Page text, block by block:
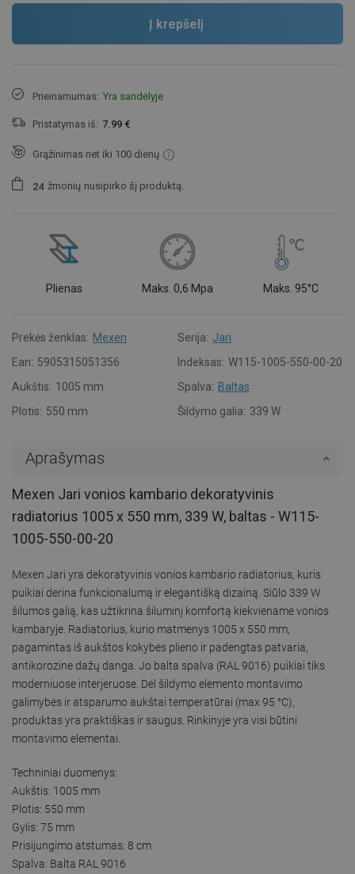
Į krepšelį
Prieinamumas: Yra sandėlyje
Pristatymas iš: 7.99 €
Grąžinimas net iki 100 dienų
24 žmonių nusipirko šį produktą.
Plienas Maks. 0,6 Mpa Maks. 95°C
Prekės ženklas: Mexen Serija: Jari
Ean: 5905315051356 Indeksas: W115-1005-550-00-20
Aukštis: 1005 mm Spalva: Baltas
Plotis: 550 mm Šildymo galia: 339 W
Aprašymas
Mexen Jari vonios kambario dekoratyvinis
radiatorius 1005 x 550 mm, 339 W, baltas - W115-
1005-550-00-20
Mexen Jari yra dekoratyvinis vonios kambario radiatorius, kuris
puikiai derina funkcionalumą ir elegantišką dizainą. Siūlo 339 W
šilumos galią, kas užtikrina šiluminį komfortą kiekviename vonios
kambaryje. Radiatorius, kurio matmenys 1005 x 550 mm,
pagamintas iš aukštos kokybės plieno ir padengtas patvaria,
antikorozine dažų danga. Jo balta spalva (RAL 9016) puikiai tiks
moderniuose interjeruose. Dėl šildymo elemento montavimo
galimybės ir atsparumo aukštai temperatūrai (max 95 °C),
produktas yra praktiškas ir saugus. Rinkinyje yra visi būtini
montavimo elementai.
Techniniai duomenys:
Aukštis: 1005 mm
Plotis: 550 mm
Gylis: 75 mm
Prisijungimo atstumas: 8 cm
Spalva: Balta RAL 9016